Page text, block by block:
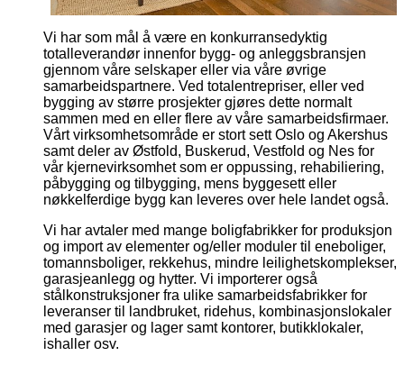
Vi har som mål å være en konkurransedyktig
totalleverandør innenfor bygg- og anleggsbransjen
gjennom våre selskaper eller via våre øvrige
samarbeidspartnere. Ved totalentrepriser, eller ved
bygging av større prosjekter gjøres dette normalt
sammen med en eller flere av våre samarbeidsfirmaer.
Vårt virksomhetsområde er stort sett Oslo og Akershus
samt deler av Østfold, Buskerud, Vestfold og Nes for
vår kjernevirksomhet som er oppussing, rehabiliering,
påbygging og tilbygging, mens byggesett eller
nøkkelferdige bygg kan leveres over hele landet også.
Vi har avtaler med mange boligfabrikker for produksjon
og import av elementer og/eller moduler til eneboliger,
tomannsboliger, rekkehus, mindre leilighetskomplekser,
garasjeanlegg og hytter. Vi importerer også
stålkonstruksjoner fra ulike samarbeidsfabrikker for
leveranser til landbruket, ridehus, kombinasjonslokaler
med garasjer og lager samt kontorer, butikklokaler,
ishaller osv.